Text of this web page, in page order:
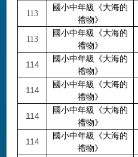
113
國小中年級《大海的
禮物》
113
國小中年級《大海的
禮物》
114
國小中年級《大海的
禮物》
114
國小中年級《大海的
禮物》
114
國小中年級《大海的
禮物》
114
國小中年級《大海的
禮物》